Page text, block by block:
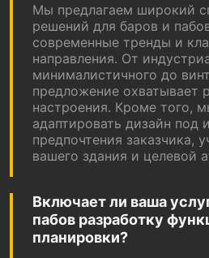
Мы предлагаем широкий
решений для баров и
современные тренды и
направления. От
минималистичного до
предложение охватывает
настроения. Кроме того,
адаптировать дизайн под
предпочтения заказчика,
вашего здания и целевой
Включает ли ваша
пабов разработку
планировки?